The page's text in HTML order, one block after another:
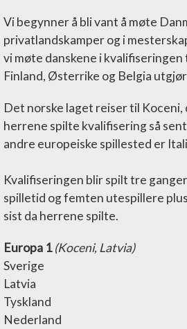
Vi begynner å bli vant å møte
privatlandskamper og i
vi møte danskene i kvalifiseringen
Finland, Østerrike og Belgia
Det norske laget reiser til Koceni,
herrene spilte kvalifisering så
andre europeiske spillested er
Kvalifiseringen blir spilt tre
spilletid og femten utespillere
sist da herrene spilte.
Europa 1(Koceni, Latvia)
Sverige
Latvia
Tyskland
Nederland